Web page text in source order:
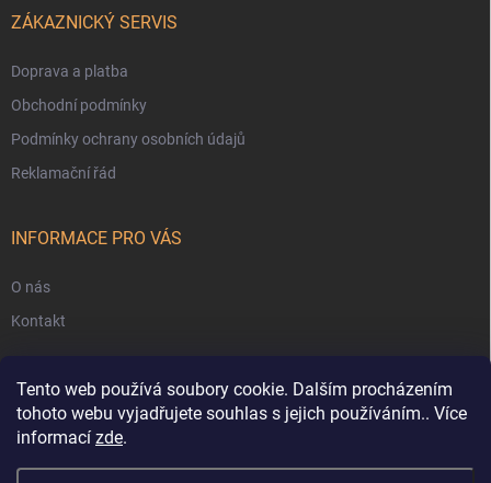
Tento web používá soubory cookie. Dalším procházením
tohoto webu vyjadřujete souhlas s jejich používáním.. Více
informací zde.
ZÁKAZNICKÝ SERVIS
Doprava a platba
Obchodní podmínky
Podmínky ochrany osobních údajů
Reklamační řád
INFORMACE PRO VÁS
O nás
Kontakt